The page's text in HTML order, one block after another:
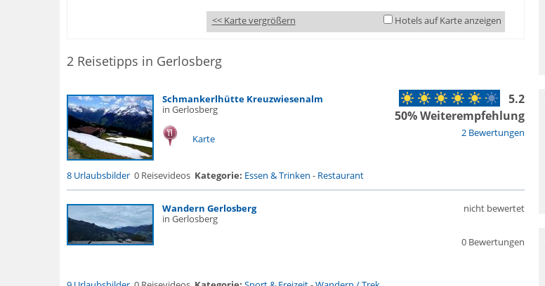
<< Karte vergrößern Hotels auf Karte anzeigen
2 Reisetipps in Gerlosberg
Schmankerlhütte Kreuzwiesenalm
in Gerlosberg
Karte 2 Bewertungen
5.2
50% Weiterempfehlung
8 Urlaubsbilder 0 Reisevideos Kategorie: Essen & Trinken - Restaurant
Wandern Gerlosberg
in Gerlosberg
0 Bewertungen
nicht bewertet